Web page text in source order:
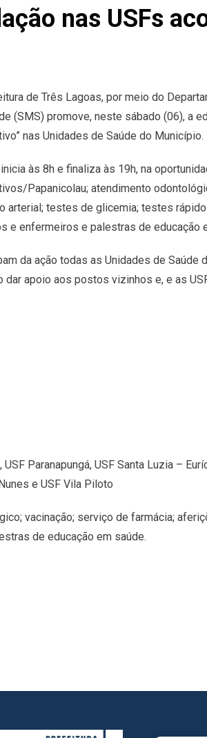
nas USFs
de Três Lagoas, por meio do
(SMS) promove, neste sábado (06), a
nas Unidades de Saúde do Município.
às 8h e finaliza às 19h, na
Papanicolau; atendimento
arterial; testes de glicemia; testes
e enfermeiros e palestras de educação
da ação todas as Unidades de
dar apoio aos postos vizinhos e, e as
Paranapungá, USF Santa Luzia –
e USF Vila Piloto
vacinação; serviço de farmácia;
de educação em saúde.